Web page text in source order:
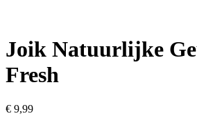
Joik Natuurlijke
Fresh
€ 9,99